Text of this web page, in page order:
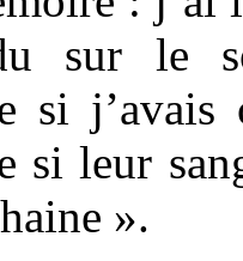
sur le
si j’avais
si leur
».